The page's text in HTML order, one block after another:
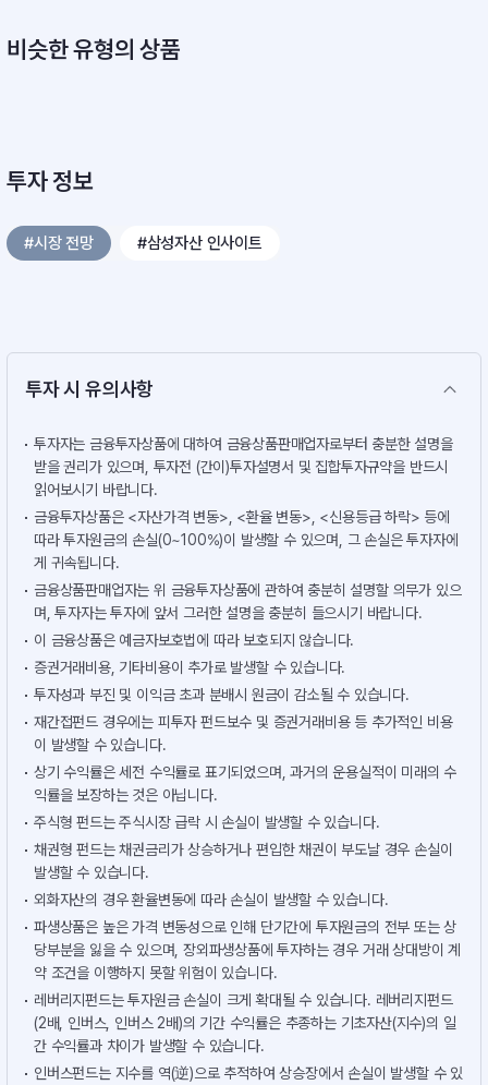
비슷한 유형의 상품
투자 정보
#시장 전망 #삼성자산 인사이트
투자 시 유의사항
투자자는 금융투자상품에 대하여 금융상품판매업자로부터 충분한 설명을
받을 권리가 있으며, 투자전 (간이)투자설명서 및 집합투자규약을 반드시
읽어보시기 바랍니다.
금융투자상품은 <자산가격 변동>, <환율 변동>, <신용등급 하락> 등에
따라 투자원금의 손실(0~100%)이 발생할 수 있으며, 그 손실은 투자자에
게 귀속됩니다.
금융상품판매업자는 위 금융투자상품에 관하여 충분히 설명할 의무가 있으
며, 투자자는 투자에 앞서 그러한 설명을 충분히 들으시기 바랍니다.
이 금융상품은 예금자보호법에 따라 보호되지 않습니다.
증권거래비용, 기타비용이 추가로 발생할 수 있습니다.
투자성과 부진 및 이익금 초과 분배시 원금이 감소될 수 있습니다.
재간접펀드 경우에는 피투자 펀드보수 및 증권거래비용 등 추가적인 비용
이 발생할 수 있습니다.
상기 수익률은 세전 수익률로 표기되었으며, 과거의 운용실적이 미래의 수
익률을 보장하는 것은 아닙니다.
주식형 펀드는 주식시장 급락 시 손실이 발생할 수 있습니다.
채권형 펀드는 채권금리가 상승하거나 편입한 채권이 부도날 경우 손실이
발생할 수 있습니다.
외화자산의 경우 환율변동에 따라 손실이 발생할 수 있습니다.
파생상품은 높은 가격 변동성으로 인해 단기간에 투자원금의 전부 또는 상
당부분을 잃을 수 있으며, 장외파생상품에 투자하는 경우 거래 상대방이 계
약 조건을 이행하지 못할 위험이 있습니다.
레버리지펀드는 투자원금 손실이 크게 확대될 수 있습니다. 레버리지펀드
(2배, 인버스, 인버스 2배)의 기간 수익률은 추종하는 기초자산(지수)의 일
간 수익률과 차이가 발생할 수 있습니다.
인버스펀드는 지수를 역(逆)으로 추적하여 상승장에서 손실이 발생할 수 있